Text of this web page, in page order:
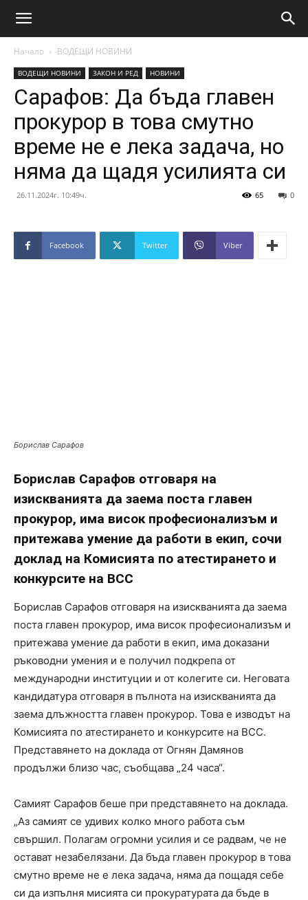
Начало ВОДЕЩИ НОВИНИ
ВОДЕЩИ НОВИНИ ЗАКОН И РЕД НОВИНИ
Сарафов: Да бъда главен
прокурор в това смутно
време не е лека задача, но
няма да щадя усилията си
26.11.2024г. 10:49ч. 0
65
Facebook Twitter Viber
Борислав Сарафов
Борислав Сарафов отговаря на
изискванията да заема поста главен
прокурор, има висок професионализъм и
притежава умение да работи в екип, сочи
доклад на Комисията по атестирането и
конкурсите на ВСС
Борислав Сарафов отговаря на изискванията да заема
поста главен прокурор, има висок професионализъм и
притежава умение да работи в екип, има доказани
ръководни умения и е получил подкрепа от
международни институции и от колегите си. Неговата
кандидатура отговаря в пълнота на изискванията да
заема длъжността главен прокурор. Това е изводът на
Комисията по атестирането и конкурсите на ВСС.
Представянето на доклада от Огнян Дамянов
продължи близо час, съобщава „24 часа“.
Самият Сарафов беше при представянето на доклада.
„Аз самият се удивих колко много работа съм
свършил. Полагам огромни усилия и се радвам, че не
остават незабелязани. Да бъда главен прокурор в това
смутно време не е лека задача, няма да пощадя себе
си да изпълня мисията си прокуратурата да бъде в